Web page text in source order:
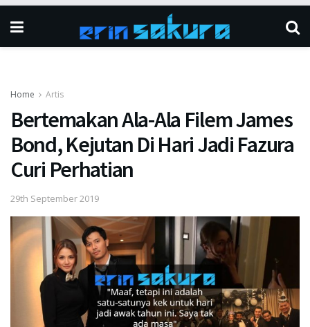
Home Artis
Bertemakan Ala-Ala Filem James
Bond, Kejutan Di Hari Jadi Fazura
Curi Perhatian
29th September 2019